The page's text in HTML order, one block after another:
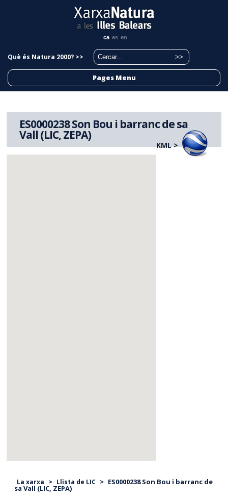
ca es en
Què és Natura 2000? >>
Pages Menu
ES0000238 Son Bou i barranc de sa
Vall (LIC, ZEPA)
KML >
La xarxa > Llista de LIC > ES0000238 Son Bou i barranc de
sa Vall (LIC, ZEPA)